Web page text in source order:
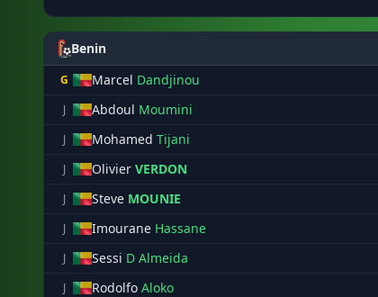
Benin
G Marcel Dandjinou
J Abdoul Moumini
J Mohamed Tijani
J Olivier VERDON
J Steve MOUNIE
J
Imourane Hassane
J
Sessi D Almeida
J
Rodolfo Aloko